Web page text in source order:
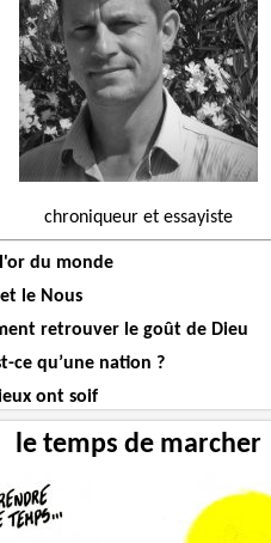
chroniqueur et essayiste
du monde
et le Nous
retrouver le goût de Dieu
ce qu’une nation ?
ont soif
le temps de marcher